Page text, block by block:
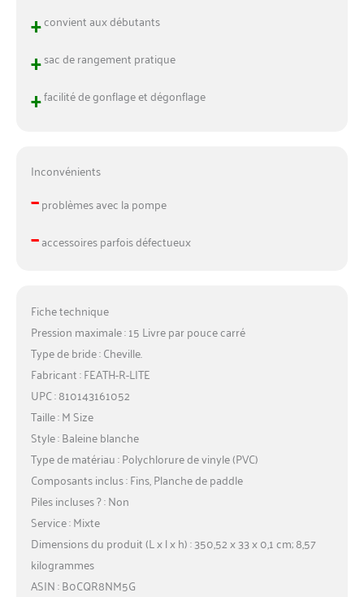
+convient aux débutants
+sac de rangement pratique
+facilité de gonflage et dégonflage
Inconvénients
–problèmes avec la pompe
–accessoires parfois défectueux
Fiche technique
Pression maximale : 15 Livre par pouce carré
Type de bride : Cheville.
Fabricant : FEATH-R-LITE
UPC : 810143161052
Taille : M Size
Style : Baleine blanche
Type de matériau : Polychlorure de vinyle (PVC)
Composants inclus : Fins, Planche de paddle
Piles incluses ? : Non
Service : Mixte
Dimensions du produit (L x l x h) : 350,52 x 33 x 0,1 cm; 8,57
kilogrammes
ASIN : B0CQR8NM5G